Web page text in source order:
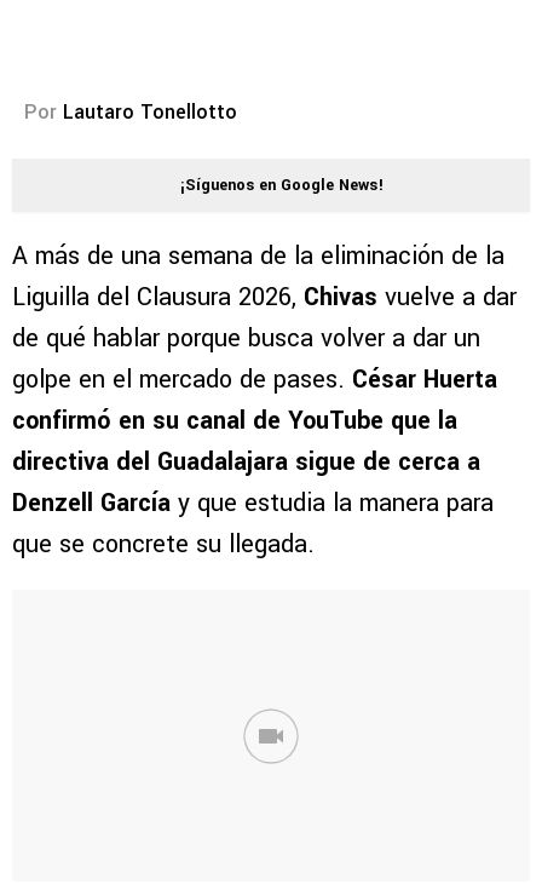
Por Lautaro Tonellotto
¡Síguenos en Google News!
A más de una semana de la eliminación de la
Liguilla del Clausura 2026, Chivas vuelve a dar
de qué hablar porque busca volver a dar un
golpe en el mercado de pases. César Huerta
confirmó en su canal de YouTube que la
directiva del Guadalajara sigue de cerca a
Denzell García y que estudia la manera para
que se concrete su llegada.